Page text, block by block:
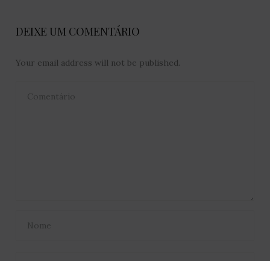
DEIXE UM COMENTÁRIO
Your email address will not be published.